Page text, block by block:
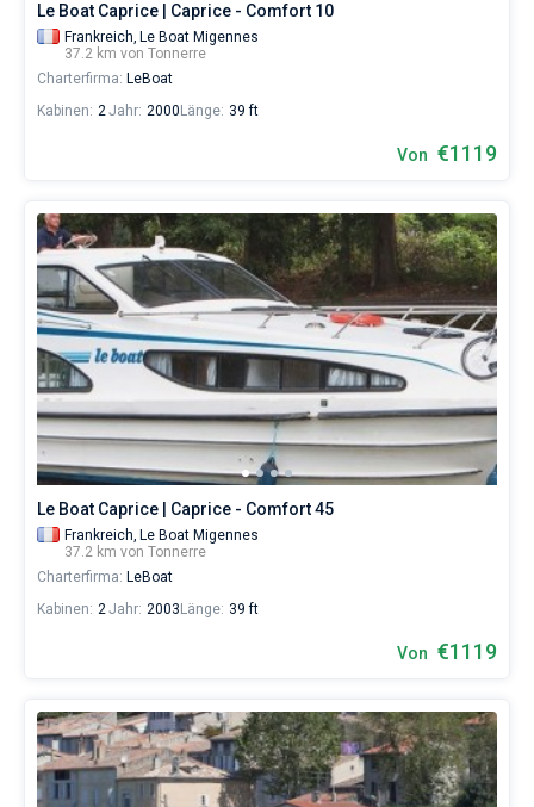
Le Boat Caprice | Caprice - Comfort 10
Frankreich, Le Boat Migennes
37.2 km von Tonnerre
Charterfirma: LeBoat
Kabinen: 2Jahr: 2000 Länge: 39 ft
Von €1119
Le Boat Caprice | Caprice - Comfort 45
Frankreich, Le Boat Migennes
37.2 km von Tonnerre
Charterfirma: LeBoat
Kabinen: 2Jahr: 2003 Länge: 39 ft
Von €1119